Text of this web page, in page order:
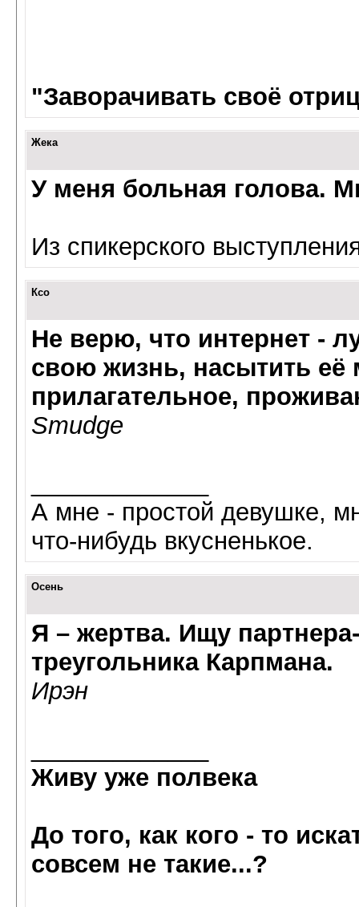
"Заворачивать своё
Жека
У меня больная голова.
Из спикерского
Ксо
Не верю, что интернет -
свою жизнь, насытить её
прилагательное,
Smudge
А мне - простой девушке,
что-нибудь вкусненькое.
Осень
Я – жертва. Ищу
треугольника Карпмана.
Ирэн
Живу уже полвека
До того, как кого - то
совсем не такие...?